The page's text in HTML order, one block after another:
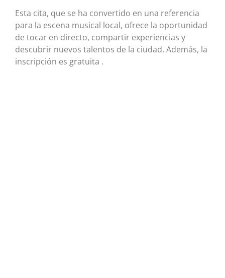
Esta cita, que se ha convertido en una referencia
para la escena musical local, ofrece la oportunidad
de tocar en directo, compartir experiencias y
descubrir nuevos talentos de la ciudad. Además, la
inscripción es gratuita .